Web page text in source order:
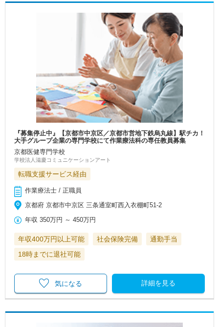
『募集停止中』【京都市中京区／京都市営地下鉄烏丸線】駅チカ！
大手グループ企業の専門学校にて作業療法科の専任教員募集
京都医健専門学校
学校法人滋慶コミュニケーションアート
転職支援サービス経由
作業療法士 / 正職員
京都府 京都市中京区 三条通室町西入衣棚町51-2
年収 350万円 ～450万円
年収400万円以上可能 社会保険完備
通勤手当
18時までに退社可能
詳細を見る
気になる